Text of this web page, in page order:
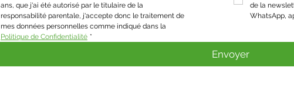
ans, que j'ai été autorisé par le titulaire de la
responsabilité parentale, j'accepte donc le traitement de
Politique de Confidentialité *
de la
WhatsApp,
Envoyer